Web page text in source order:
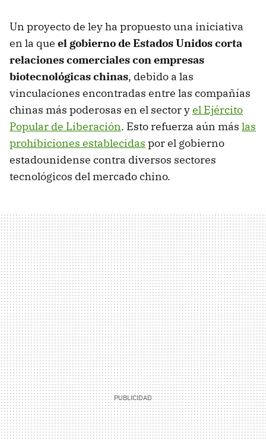
Un proyecto de ley ha propuesto una iniciativa
en la que el gobierno de Estados Unidos corta
relaciones comerciales con empresas
biotecnológicas chinas, debido a las
vinculaciones encontradas entre las compañías
chinas más poderosas en el sector yel Ejército
Popular de Liberación. Esto refuerza aún más las
prohibiciones establecidas por el gobierno
estadounidense contra diversos sectores
tecnológicos del mercado chino.